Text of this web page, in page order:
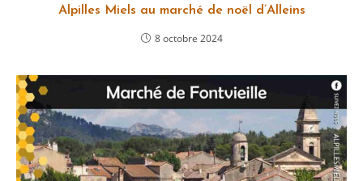
Alpilles Miels au marché de noël d’Alleins
8 octobre 2024